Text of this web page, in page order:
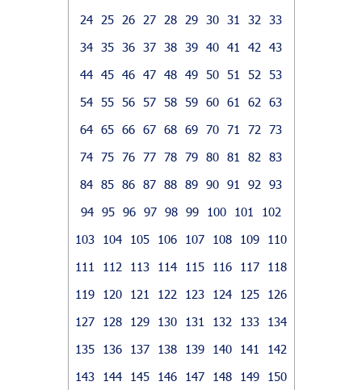
24
25 26 27 28 29 30 31 32
33
34 35 36 37 38 39 40 41 42
43
44 45 46 47 48 49 50 51 52
53
54 55 56 57 58 59 60 61 62
63
64 65 66 67 68 69 70 71 72
73
74 75 76 77 78 79 80 81 82
83
84 85 86 87 88 89 90 91 92
93
94 95 96 97 98 99 100 101
102
103
104 105 106 107 108 109
110
111
112 113 114 115 116 117
118
119
120 121 122 123 124 125
126
127
128 129 130 131 132 133
134
135
136 137 138 139 140 141
142
143
144 145 146 147 148 149
150